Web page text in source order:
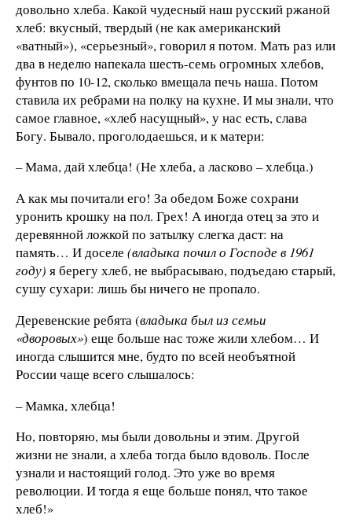
довольно хлеба. Какой чудесный наш русский ржаной
хлеб: вкусный, твердый (не как американский
«ватный»), «серьезный», говорил я потом. Мать раз или
два в неделю напекала шесть-семь огромных хлебов,
фунтов по 10-12, сколько вмещала печь наша. Потом
ставила их ребрами на полку на кухне. И мы знали, что
самое главное, «хлеб насущный», у нас есть, слава
Богу. Бывало, проголодаешься, и к матери:
– Мама, дай хлебца! (Не хлеба, а ласково – хлебца.)
А как мы почитали его! За обедом Боже сохрани
уронить крошку на пол. Грех! А иногда отец за это и
деревянной ложкой по затылку слегка даст: на
память… И доселе (владыка почил о Господе в 1961
году) я берегу хлеб, не выбрасываю, подъедаю старый,
сушу сухари: лишь бы ничего не пропало.
Деревенские ребята (владыка был из семьи
«дворовых») еще больше нас тоже жили хлебом… И
иногда слышится мне, будто по всей необъятной
России чаще всего слышалось:
– Мамка, хлебца!
Но, повторяю, мы были довольны и этим. Другой
жизни не знали, а хлеба тогда было вдоволь. После
узнали и настоящий голод. Это уже во время
революции. И тогда я еще больше понял, что такое
хлеб!»